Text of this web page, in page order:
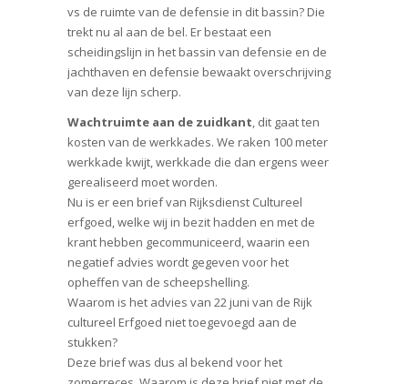
vs de ruimte van de defensie in dit bassin? Die
trekt nu al aan de bel. Er bestaat een
scheidingslijn in het bassin van defensie en de
jachthaven en defensie bewaakt overschrijving
van deze lijn scherp.
Wachtruimte aan de zuidkant , dit gaat ten
kosten van de werkkades. We raken 100 meter
werkkade kwijt, werkkade die dan ergens weer
gerealiseerd moet worden.
Nu is er een brief van Rijksdienst Cultureel
erfgoed, welke wij in bezit hadden en met de
krant hebben gecommuniceerd, waarin een
negatief advies wordt gegeven voor het
opheffen van de scheepshelling.
Waarom is het advies van 22 juni van de Rijk
cultureel Erfgoed niet toegevoegd aan de
stukken?
Deze brief was dus al bekend voor het